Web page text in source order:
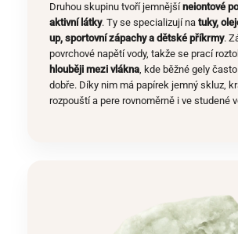
Druhou skupinu tvoří jemnějšíneiontové
aktivní látky. Ty se specializují na tuky,
up, sportovní zápachy a dětské příkrmy.
povrchové napětí vody, takže se prací
hlouběji mezi vlákna, kde běžné gely
dobře. Díky nim má papírek jemný skluz,
rozpouští a pere rovnoměrně i ve studené